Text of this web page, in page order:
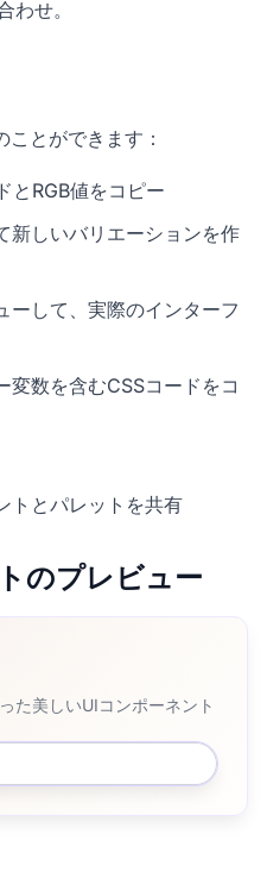
わせ。
とができます：
とRGB値をコピー
新しいバリエーションを作
ーして、実際のインターフ
変数を含むCSSコードをコ
トとパレットを共有
のプレビュー
た美しいUIコンポーネント